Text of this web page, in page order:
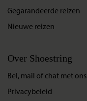
Gegarandeerde reizen
Nieuwe reizen
Over Shoestring
Bel, mail of chat met ons
Privacybeleid